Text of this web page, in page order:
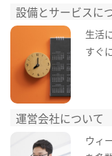
設備とサービスに
生活
すぐ
運営会社について
ウィ